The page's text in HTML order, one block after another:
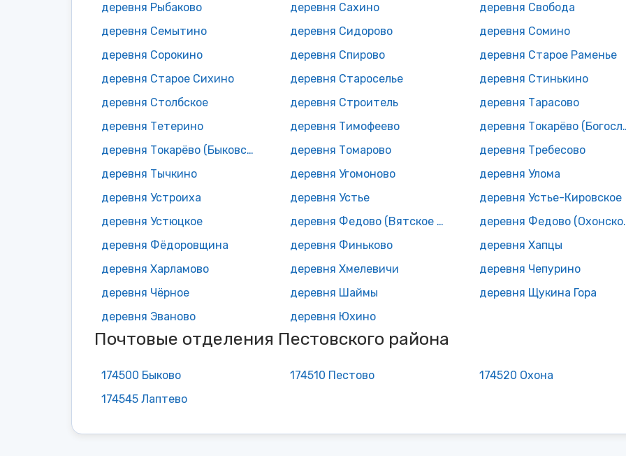
деревня Рыбаково
деревня Сахино
деревня Свобода
деревня Семытино
деревня Сидорово
деревня Сомино
деревня Сорокино
деревня Спирово
деревня Старое Раменье
деревня Старое Сихино
деревня Староселье
деревня Стинькино
деревня Столбское
деревня Строитель
деревня Тарасово
деревня Тетерино
деревня Тимофеево
деревня
деревня Токарёво (Быковское с/п)
деревня Томарово
деревня Требесово
деревня Тычкино
деревня Угомоново
деревня Улома
деревня Устроиха
деревня Устье
деревня Устье-Кировское
деревня Устюцкое
деревня Федово (Вятское с/п)
деревня
деревня Фёдоровщина
деревня Финьково
деревня Хапцы
деревня Харламово
деревня Хмелевичи
деревня Чепурино
деревня Чёрное
деревня Шаймы
деревня Щукина Гора
деревня Эваново
деревня Юхино
Почтовые отделения Пестовского района
174500 Быково 174510 Пестово
174520 Охона
174545 Лаптево